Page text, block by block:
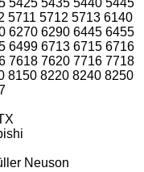
5711 5712 5713 6140
6270 6290 6445 6455
6499 6713 6715 6716
7618 7620 7716 7718
8150 8220 8240 8250
Neuson